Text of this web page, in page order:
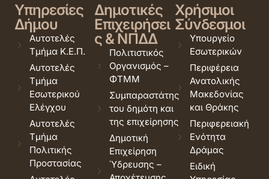
Υπηρεσίες
Δήμου
Αυτοτελές
Τμήμα Κ.Ε.Π.
Αυτοτελές
Τμήμα
Εσωτερικού
Ελέγχου
Αυτοτελές
Τμήμα
Πολιτικής
Προστασίας
Δημοτικές
Επιχειρήσει
ς & ΝΠΔΔ
Πολιτιστικός
Οργανισμός –
ΦΤΜΜ
Συμπαραστάτης
του δημότη και
της επιχείρησης
Δημοτική
Επιχείρηση
Ύδρευσης –
Χρήσιμοι
Σύνδεσμοι
Υπουργείο
Εσωτερικών
Περιφέρεια
Ανατολικής
Μακεδονίας
και Θράκης
Περιφερειακή
Ενότητα
Δράμας
Ειδική